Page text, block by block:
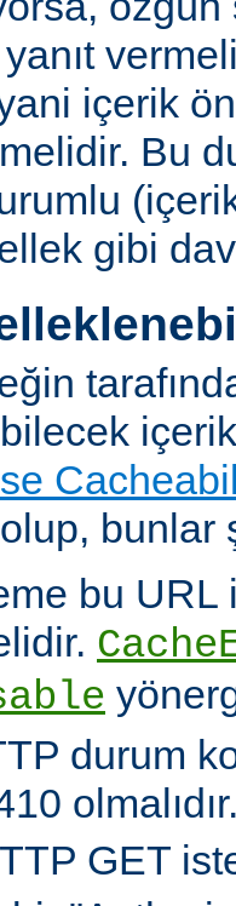
içerik
Bu
gibi
olup,
bu URL
durum
GET